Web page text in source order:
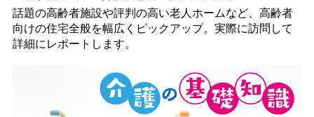
話題の高齢者施設や評判の高い老人ホームなど、高齢者
向けの住宅全般を幅広くピックアップ。実際に訪問して
詳細にレポートします。